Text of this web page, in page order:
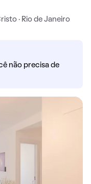
· Rio de Janeiro
não precisa de